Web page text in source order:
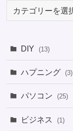
DIY (13)
ハプニング (3)
パソコン (25)
(8)
ビジネス (1)